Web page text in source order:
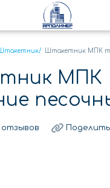
Штакетник/ Штакетник МПК
МПК
0 отзывов